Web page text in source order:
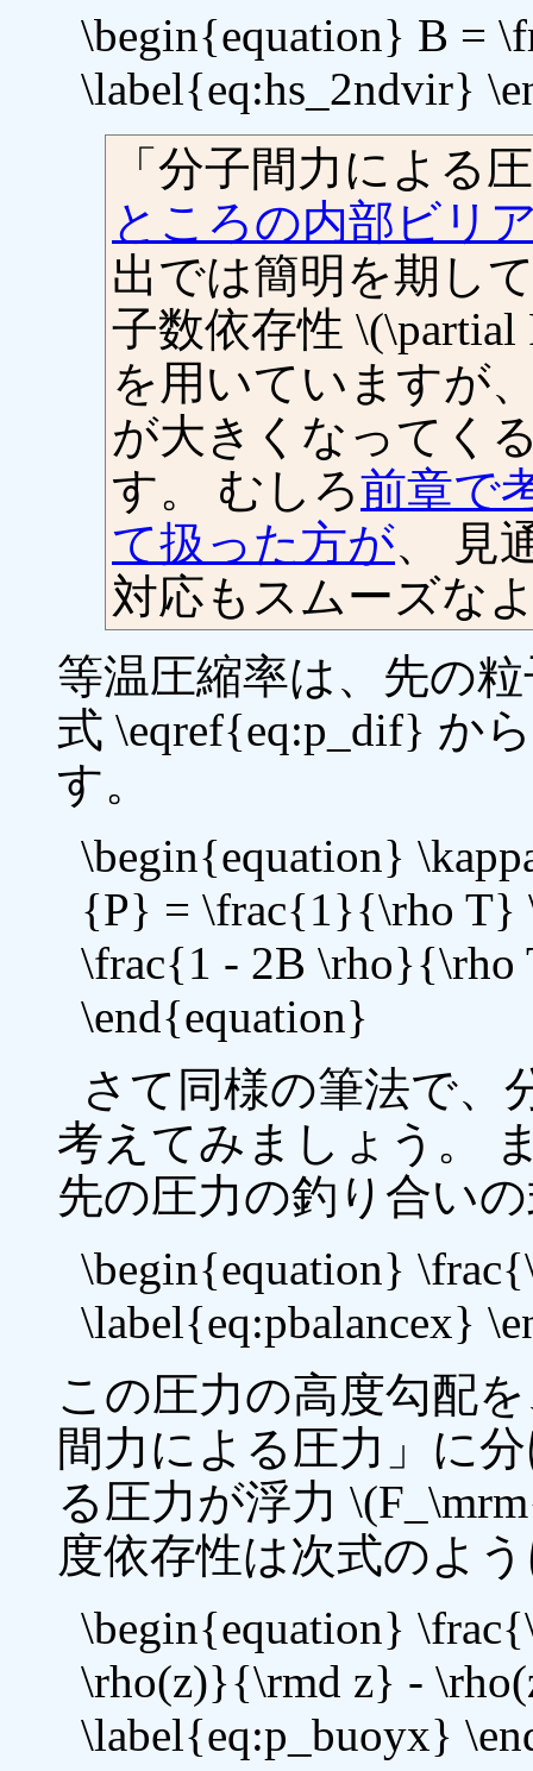
\begin{equation} B =
\label{eq:hs_2ndvir}
「分子間力による
ところの内部ビリ
出では簡明を期し
子数依存性
を用いていますが
が大きくなってく
す。 むしろ前章で
て扱った方が、 見
対応もスムーズな
等温圧縮率は、先の
式 \eqref{eq:p_dif} か
す。
\begin{equation}
{P} = \frac{1}{\rho T}
\frac{1 - 2B \rho}{\rho
\end{equation}
さて同様の筆法で、
考えてみましょう。
先の圧力の釣り合い
\begin{equation}
\label{eq:pbalancex}
この圧力の高度勾配
間力による圧力」に
る圧力が浮力
度依存性は次式のよ
\begin{equation}
\rho(z)}{\rmd z} -
\label{eq:p_buoyx}